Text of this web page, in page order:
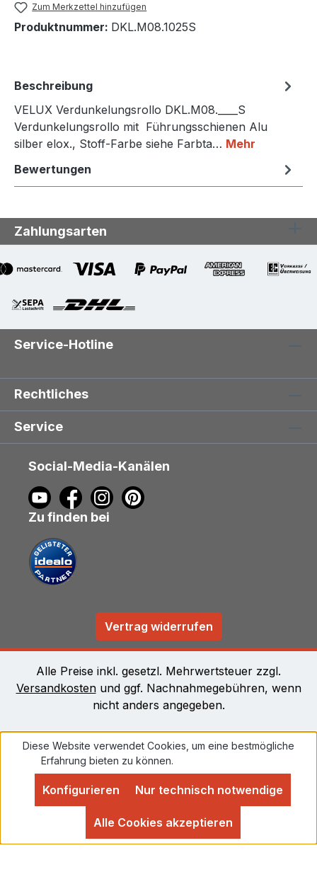
Zum Merkzettel hinzufügen
Produktnummer: DKL.M08.1025S
Beschreibung
VELUX Verdunkelungsrollo DKL.M08.____S
Verdunkelungsrollo mit Führungsschienen Alu
silber elox., Stoff-Farbe siehe Farbta… Mehr
Bewertungen
Zahlungsarten
Service-Hotline
Rechtliches
Service
Social-Media-Kanälen
Zu finden bei
Vertrag widerrufen
Alle Preise inkl. gesetzl. Mehrwertsteuer zzgl.
Versandkostenund ggf. Nachnahmegebühren, wenn
nicht anders angegeben.
Diese Website verwendet Cookies, um eine bestmögliche
Erfahrung bieten zu können.
Nur technisch notwendige
Konfigurieren
Alle Cookies akzeptieren